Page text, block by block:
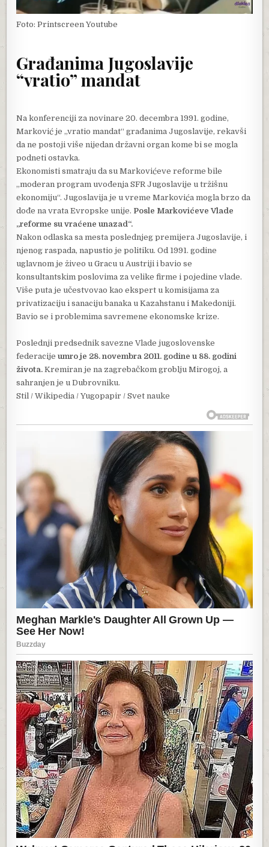
Foto: Printscreen Youtube
Građanima Jugoslavije
“vratio” mandat
Na konferenciji za novinare 20. decembra 1991. godine,
Marković je „vratio mandat“ građanima Jugoslavije, rekavši
da ne postoji više nijedan državni organ kome bi se mogla
podneti ostavka.
Ekonomisti smatraju da su Markovićeve reforme bile
„moderan program uvođenja SFR Jugoslavije u tržišnu
ekonomiju“. Jugoslavija je u vreme Markovića mogla brzo da
dođe na vrata Evropske unije. Posle Markovićeve Vlade
„reforme su vraćene unazad“.
Nakon odlaska sa mesta poslednjeg premijera Jugoslavije, i
njenog raspada, napustio je politiku. Od 1991. godine
uglavnom je živeo u Gracu u Austriji i bavio se
konsultantskim poslovima za velike firme i pojedine vlade.
Više puta je učestvovao kao ekspert u komisijama za
privatizaciju i sanaciju banaka u Kazahstanu i Makedoniji.
Bavio se i problemima savremene ekonomske krize.
Poslednji predsednik savezne Vlade jugoslovenske
federacije umro je 28. novembra 2011. godine u 88. godini
života. Kremiran je na zagrebačkom groblju Mirogoj, a
sahranjen je u Dubrovniku.
Stil / Wikipedia / Yugopapir / Svet nauke